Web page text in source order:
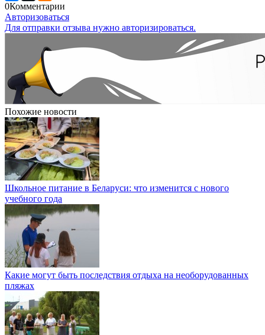
0Комментарии
Авторизоваться
Для отправки отзыва нужно авторизироваться.
Похожие новости
Школьное питание в Беларуси: что изменится с нового
учебного года
Какие могут быть последствия отдыха на необорудованных
пляжах